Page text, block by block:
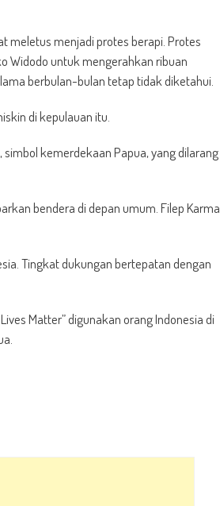
meletus menjadi protes berapi. Protes
Widodo untuk mengerahkan ribuan
berbulan-bulan tetap tidak diketahui.
di kepulauan itu.
kemerdekaan Papua, yang dilarang
bendera di depan umum. Filep Karma
Tingkat dukungan bertepatan dengan
Matter” digunakan orang Indonesia di